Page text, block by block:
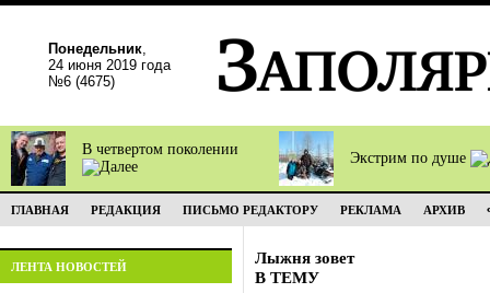
Понедельник,
24 июня 2019 года
№6 (4675)
В четвертом поколении
Экстрим по душе
ГЛАВНАЯ РЕДАКЦИЯ ПИСЬМО РЕДАКТОРУ РЕКЛАМА АРХИВ
ЛЕНТА НОВОСТЕЙ
Лыжня зовет
В ТЕМУ